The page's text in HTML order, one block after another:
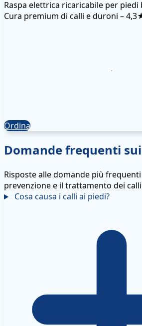
Raspa elettrica ricaricabile per piedi
Cura premium di calli e duroni –
Ordina
Domande frequenti
Risposte alle domande più
prevenzione e il trattamento dei
Cosa causa i calli ai piedi?